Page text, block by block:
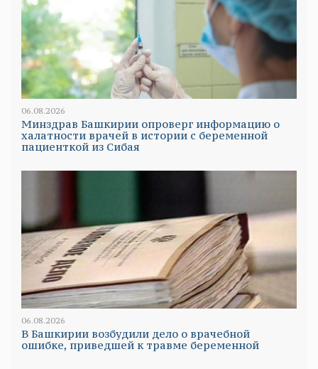
06.08.2026
Минздрав Башкирии опроверг информацию о
халатности врачей в истории с беременной
пациенткой из Сибая
06.08.2026
В Башкирии возбудили дело о врачебной
ошибке, приведшей к травме беременной